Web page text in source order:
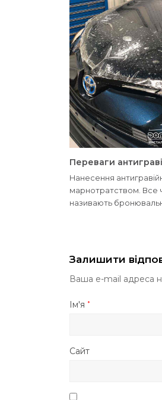
Переваги
Нанесення
марнотратством. Все
називають
Залишити
Ваша e-mail адреса
Ім'я *
Сайт